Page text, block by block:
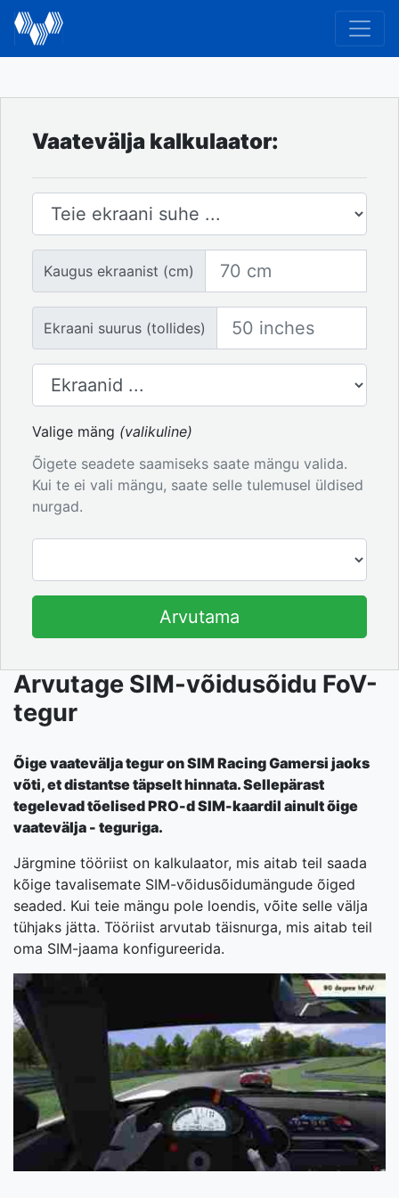
Vaatevälja kalkulaator:
Ekraani suhe
Kaugus ekraanist (cm)
Ekraani suurus (tollides)
Ekraanide arv
Valige mäng (valikuline)
Õigete seadete saamiseks saate mängu valida.
Kui te ei vali mängu, saate selle tulemusel üldised
nurgad.
Arvutama
Arvutage SIM-võidusõidu FoV-
tegur
Õige vaatevälja tegur on SIM Racing Gamersi jaoks
võti, et distantse täpselt hinnata. Sellepärast
tegelevad tõelised PRO-d SIM-kaardil ainult õige
vaatevälja - teguriga.
Järgmine tööriist on kalkulaator, mis aitab teil saada
kõige tavalisemate SIM-võidusõidumängude õiged
seaded. Kui teie mängu pole loendis, võite selle välja
tühjaks jätta. Tööriist arvutab täisnurga, mis aitab teil
oma SIM-jaama konfigureerida.